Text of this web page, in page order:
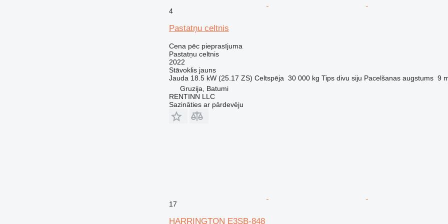
4
Pastatņu celtnis
Cena pēc pieprasījuma
Pastatņu celtnis
2022
Stāvoklisjauns
Jauda 18.5 kW (25.17 ZS) Celtspēja 30 000 kg Tips divu siju Pacelšanas augstums 9
Gruzija, Batumi
RENTINN LLC
Sazināties ar pārdevēju
17
HARRINGTON E3SB-848